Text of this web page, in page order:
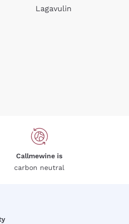
Lagavulin
Callmewine is
carbon neutral